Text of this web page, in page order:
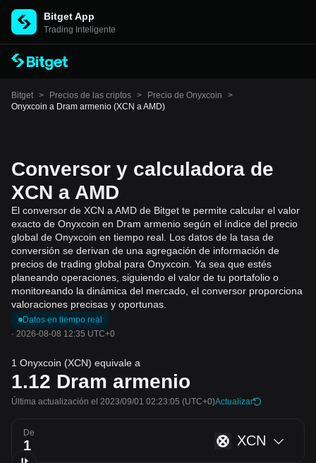
Bitget App
Trading Inteligente
Bitget > Precios de las criptos > Precio de Onyxcoin
>
Onyxcoin a Dram armenio (XCN a AMD)
Conversor y calculadora de
XCN a AMD
El conversor de XCN a AMD de Bitget te permite calcular el valor
exacto de Onyxcoin en Dram armenio según el índice del precio
global de Onyxcoin en tiempo real. Los datos de la tasa de
conversión se derivan de una agregación de información de
precios de trading global para Onyxcoin. Ya sea que estés
planeando operaciones, siguiendo el valor de tu portafolio o
monitoreando la dinámica del mercado, el conversor proporciona
valoraciones precisas y oportunas.
Datos en tiempo real
· 2026-08-08 12:35 UTC+0
1 Onyxcoin (XCN) equivale a
1.12 Dram armenio
Última actualización el 2023/09/01 02:23:05 (UTC+0)Actualizar
De XCN